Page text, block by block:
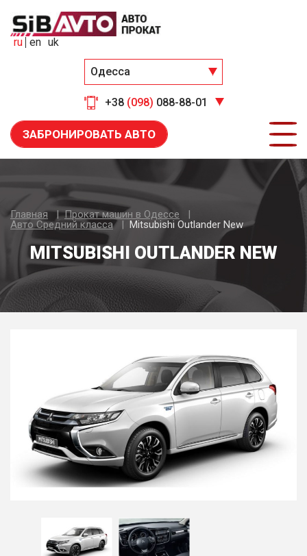
Одесса
+38 (098) 088-88-01
ru en uk
ЗАБРОНИРОВАТЬ АВТО
Главная
Прокат машин в Одессе
Авто Средний класса
Mitsubishi Outlander New
MITSUBISHI OUTLANDER NEW